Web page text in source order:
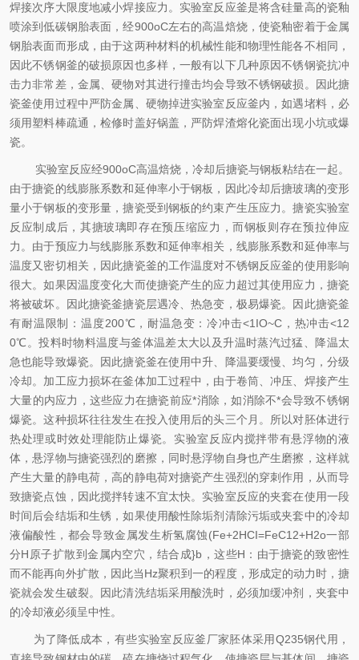
焊接次序大限度地减小焊接应力。实验室反应釜是将含硅量高的瓷釉
喷涂到低碳钢胎表面，经900oC左右的高温焙烧，使瓷釉密着于金属
钢胎表面而形成，由于这两种材料的机械性能和物理性能各不相同，
因此不锈钢釜的破损原因也多样，一般有以下几种原因不锈钢瓷抗冲
击力非常差，金属、硬物对其进行撞击均会导致不锈钢破损。因此搪
瓷釜使用过程中严防金属、硬物掉进实验室反应釜内，如遇堵料，必
须用塑料棒疏通，检修时盖好锅盖，严防焊渣熔化瓷面出现小坑或爆
瓷。
实验室反应经900oC高温焙烧，冷却后搪瓷与钢板粘结在一起。
由于搪瓷的线膨胀系数和延伸率小于钢板，因此冷却后搪玻璃的变形
量小于钢板的变形量，搪瓷受到钢板的约束产生压应力。搪瓷实验室
反应制成后，其搪玻璃即存在预压缩应力，而钢板则存在预拉伸应
力。由于预应力与线膨胀系数和延伸率相关，线膨胀系数和延伸率与
温度又密切相关，因此搪瓷釜的工作温度对不锈钢反应釜的使用影响
很大。如果因温度变化大而使搪瓷产生的应力超过其使用应力，搪瓷
将被破坏。因此搪瓷釜搪瓷层遇冷、热急变，极易爆瓷。因此搪瓷釜
有耐温限制：温度200℃，耐温急变：冷冲击<1IO~C，热冲击<12
0℃。投料时物料温度与釜体温差太大以及升温时蒸汽过猛、降温太
急也能导致爆瓷。因此搪瓷釜在使用中升、降温要缓慢、均匀，分级
冷却。加工应力损坏在釜体加工过程中，由于卷筒、冲压、焊接产生
大量的内应力，这些应力在搪瓷前应*消除，如消除不*会导致不锈钢
爆瓷。这种损坏往往发生在投入使用后的头三个月。所以对胚体进行
热处理或时效处理能防止爆瓷。实验室反应内搅拌带有悬浮物的液
体，悬浮物与搪瓷强烈的磨擦，同时悬浮物自身也产生磨擦，这样就
产生大量的静电荷，高的静电荷对搪瓷产生强烈的穿刺作用，从而导
致搪瓷点蚀，因此搅拌转速不宜太快。实验室反应的夹套在使用一段
时间后会结垢和生锈，如果使用酸性除垢剂清除污垢或夹套中的冷却
液偏酸性，都会导致金属发生析氢腐蚀(Fe+2HCI=FeC12+H2o一部
分H原子扩散到金属内空穴，结合成}b，这些H：由于搪瓷的致密性
而不能再向外扩散，因此当Hz聚积到一的程度，形成定的动力时，搪
瓷就会发生破裂。因此清洗结垢采用酸洗时，必须加缓冲剂，夹套中
的冷却液必须呈中性。
为了降低成本，有些实验室反应釜厂家胚体采用Q235钢代用，